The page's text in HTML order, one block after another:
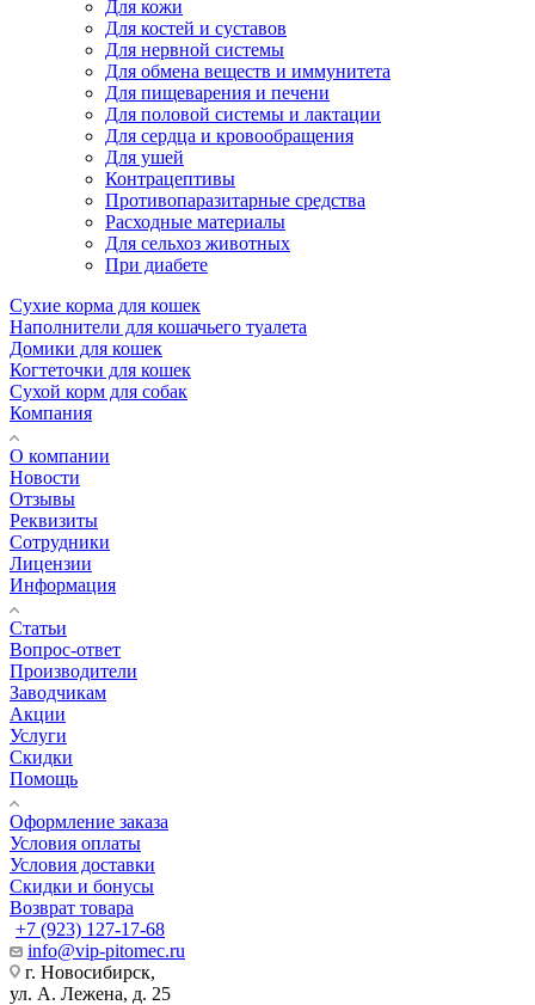
Для кожи
Для костей и суставов
Для нервной системы
Для обмена веществ и иммунитета
Для пищеварения и печени
Для половой системы и лактации
Для сердца и кровообращения
Для ушей
Контрацептивы
Противопаразитарные средства
Расходные материалы
Для сельхоз животных
При диабете
Сухие корма для кошек
Наполнители для кошачьего туалета
Домики для кошек
Когтеточки для кошек
Сухой корм для собак
Компания
О компании
Новости
Отзывы
Реквизиты
Сотрудники
Лицензии
Информация
Статьи
Вопрос-ответ
Производители
Заводчикам
Акции
Услуги
Скидки
Помощь
Оформление заказа
Условия оплаты
Условия доставки
Скидки и бонусы
Возврат товара
+7 (923) 127-17-68
info@vip-pitomec.ru
г. Новосибирск,
ул. А. Лежена, д. 25